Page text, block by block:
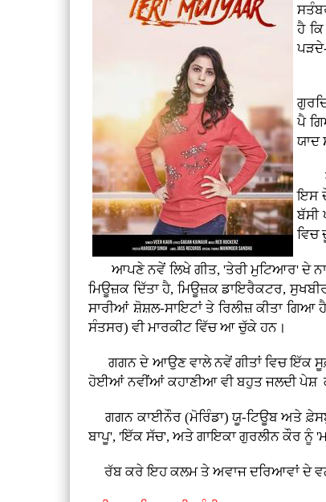
ਹੈ
ਪੈ
ਯਾਦ
ਇਸ
ਬੱਸੀ
ਵਿਚ
ਆਪਣੇ ਨਵੇਂ ਲਿਖੇ ਗੀਤ, 'ਤੇਰੀ ਮੁਟਿਆਰ' ਦੇ
ਮਿਊਜ਼ਕ ਦਿੱਤਾ ਹੈ, ਮਿਊਜ਼ਕ ਡਾਇਰੈਕਟਰ,
ਸਾਰੀਆਂ ਸ਼ੋਸ਼ਲ-ਸਾਇਟਾਂ ਤੇ ਰਿਲੀਜ਼ ਕੀਤਾ
ਸੰਤਸਰ) ਵੀ ਮਾਰਕੀਟ ਵਿੱਚ ਆ ਚੁੱਕੇ ਹਨ।
ਗਗਨ ਦੇ ਆਉਣ ਵਾਲੇ ਨਵੇਂ ਗੀਤਾਂ ਵਿਚ ਇੱਕ
ਹੋਈਆਂ ਨਵੀਂਆਂ ਕਹਾਣੀਆ ਵੀ ਬਹੁਤ ਜਲਦੀ ਪੇਸ਼
ਗਗਨ ਕਾਈਨੌਰ (ਮੋਰਿੰਡਾ) ਯੂ-ਟਿਊਬ ਅਤੇ
ਬਾਪੂ', 'ਇੱਕ ਸੱਚ', ਅਤੇ ਗਾਇਕਾ ਗੁਰਲੀਨ ਕੌਰ ਨੂੰ
ਰੱਬ ਕਰੇ ਇਹ ਕਲਮ ਤੇ ਅਵਾਜ ਦਰਿਆਵਾਂ ਦੇ